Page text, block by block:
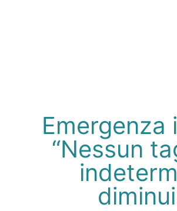
Emergenza
“Nessun